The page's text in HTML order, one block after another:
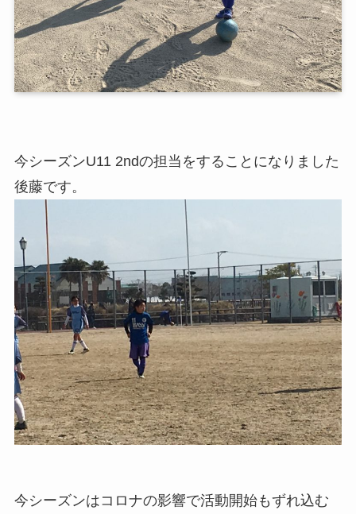
今シーズンU11 2ndの担当をすることになりました
後藤です。
今シーズンはコロナの影響で活動開始もずれ込む